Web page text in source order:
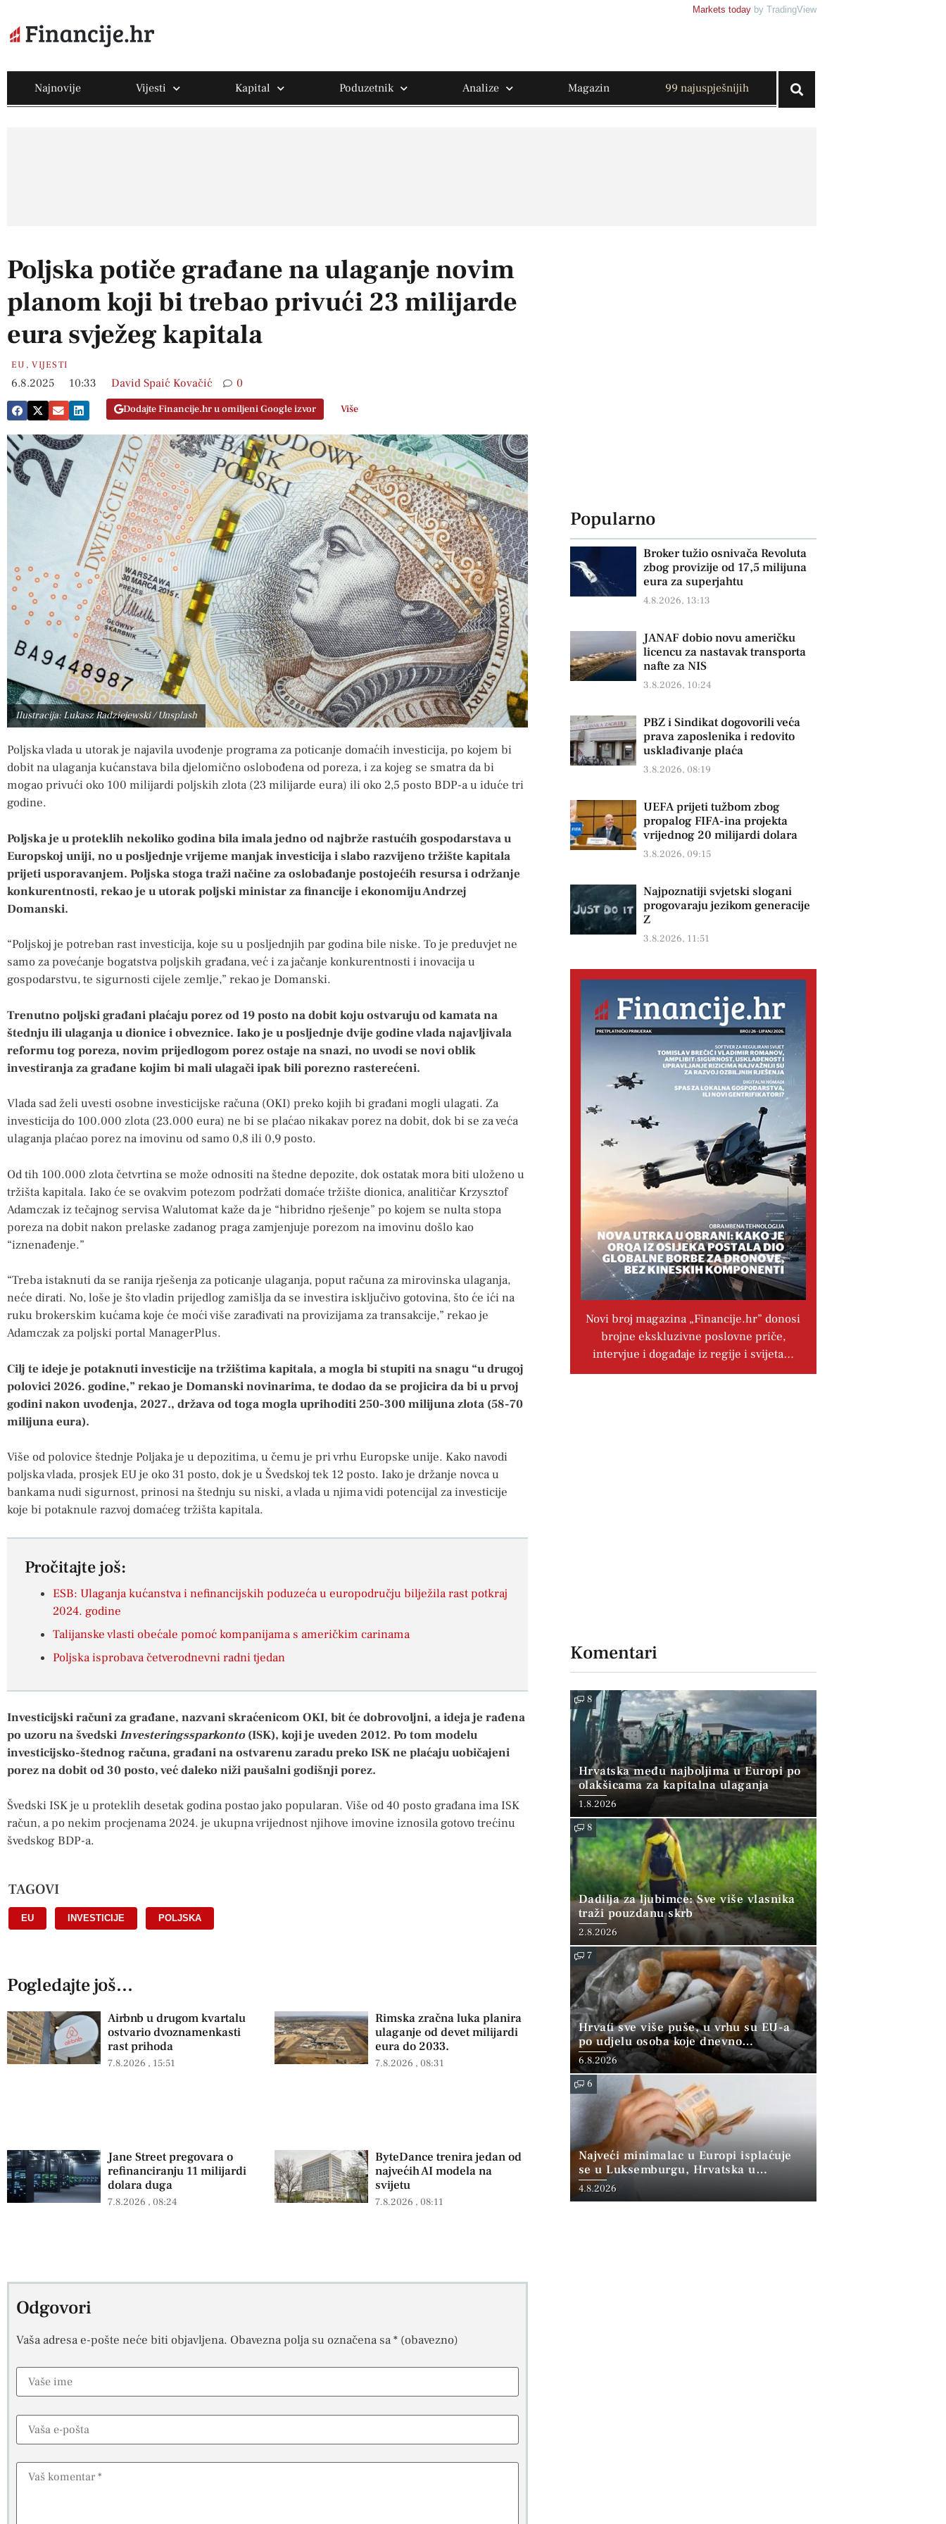
Markets today by TradingView
Najnovije Vijesti Kapital Poduzetnik Analize Magazin 99 najuspješnijih
Poljska potiče građane na ulaganje novim
planom koji bi trebao privući 23 milijarde
eura svježeg kapitala
EU ,VIJESTI
6.8.2025 10:33 David Spaić Kovačić 0
Dodajte Financije.hr u omiljeni Google izvor Više
Ilustracija: Lukasz Radziejewski / Unsplash
Poljska vlada u utorak je najavila uvođenje programa za poticanje domaćih investicija, po kojem bi
dobit na ulaganja kućanstava bila djelomično oslobođena od poreza, i za kojeg se smatra da bi
mogao privući oko 100 milijardi poljskih zlota (23 milijarde eura) ili oko 2,5 posto BDP-a u iduće tri
godine.
Poljska je u proteklih nekoliko godina bila imala jedno od najbrže rastućih gospodarstava u
Europskoj uniji, no u posljednje vrijeme manjak investicija i slabo razvijeno tržište kapitala
prijeti usporavanjem. Poljska stoga traži načine za oslobađanje postojećih resursa i održanje
konkurentnosti, rekao je u utorak poljski ministar za financije i ekonomiju Andrzej
Domanski.
“Poljskoj je potreban rast investicija, koje su u posljednjih par godina bile niske. To je preduvjet ne
samo za povećanje bogatstva poljskih građana, već i za jačanje konkurentnosti i inovacija u
gospodarstvu, te sigurnosti cijele zemlje,” rekao je Domanski.
Trenutno poljski građani plaćaju porez od 19 posto na dobit koju ostvaruju od kamata na
štednju ili ulaganja u dionice i obveznice. Iako je u posljednje dvije godine vlada najavljivala
reformu tog poreza, novim prijedlogom porez ostaje na snazi, no uvodi se novi oblik
investiranja za građane kojim bi mali ulagači ipak bili porezno rasterećeni.
Vlada sad želi uvesti osobne investicijske računa (OKI) preko kojih bi građani mogli ulagati. Za
investicija do 100.000 zlota (23.000 eura) ne bi se plaćao nikakav porez na dobit, dok bi se za veća
ulaganja plaćao porez na imovinu od samo 0,8 ili 0,9 posto.
Od tih 100.000 zlota četvrtina se može odnositi na štedne depozite, dok ostatak mora biti uloženo u
tržišta kapitala. Iako će se ovakvim potezom podržati domaće tržište dionica, analitičar Krzysztof
Adamczak iz tečajnog servisa Walutomat kaže da je “hibridno rješenje” po kojem se nulta stopa
poreza na dobit nakon prelaske zadanog praga zamjenjuje porezom na imovinu došlo kao
“iznenađenje.”
“Treba istaknuti da se ranija rješenja za poticanje ulaganja, poput računa za mirovinska ulaganja,
neće dirati. No, loše je što vladin prijedlog zamišlja da se investira isključivo gotovina, što će ići na
ruku brokerskim kućama koje će moći više zarađivati na provizijama za transakcije,” rekao je
Adamczak za poljski portal ManagerPlus.
Cilj te ideje je potaknuti investicije na tržištima kapitala, a mogla bi stupiti na snagu “u drugoj
polovici 2026. godine,” rekao je Domanski novinarima, te dodao da se projicira da bi u prvoj
godini nakon uvođenja, 2027., država od toga mogla uprihoditi 250-300 milijuna zlota (58-70
milijuna eura).
Više od polovice štednje Poljaka je u depozitima, u čemu je pri vrhu Europske unije. Kako navodi
poljska vlada, prosjek EU je oko 31 posto, dok je u Švedskoj tek 12 posto. Iako je držanje novca u
bankama nudi sigurnost, prinosi na štednju su niski, a vlada u njima vidi potencijal za investicije
koje bi potaknule razvoj domaćeg tržišta kapitala.
Pročitajte još:
ESB: Ulaganja kućanstva i nefinancijskih poduzeća u europodručju bilježila rast potkraj
2024. godine
Talijanske vlasti obećale pomoć kompanijama s američkim carinama
Poljska isprobava četverodnevni radni tjedan
Investicijski računi za građane, nazvani skraćenicom OKI, bit će dobrovoljni, a ideja je rađena
po uzoru na švedskiInvesteringssparkonto(ISK), koji je uveden 2012. Po tom modelu
investicijsko-štednog računa, građani na ostvarenu zaradu preko ISK ne plaćaju uobičajeni
porez na dobit od 30 posto, već daleko niži paušalni godišnji porez.
Švedski ISK je u proteklih desetak godina postao jako popularan. Više od 40 posto građana ima ISK
račun, a po nekim procjenama 2024. je ukupna vrijednost njihove imovine iznosila gotovo trećinu
švedskog BDP-a.
TAGOVI
EU INVESTICIJE POLJSKA
Pogledajte još...
Airbnb u drugom kvartalu
ostvario dvoznamenkasti
rast prihoda
7.8.2026 15:51
Rimska zračna luka planira
ulaganje od devet milijardi
eura do 2033.
7.8.2026 08:31
Jane Street pregovara o
refinanciranju 11 milijardi
dolara duga
7.8.2026 08:24
ByteDance trenira jedan od
najvećih AI modela na
svijetu
7.8.2026 08:11
Odgovori
Vaša adresa e-pošte neće biti objavljena. Obavezna polja su označena sa* (obavezno)
Popularno
Broker tužio osnivača Revoluta
zbog provizije od 17,5 milijuna
eura za superjahtu
4.8.2026, 13:13
JANAF dobio novu američku
licencu za nastavak transporta
nafte za NIS
3.8.2026, 10:24
PBZ i Sindikat dogovorili veća
prava zaposlenika i redovito
usklađivanje plaća
3.8.2026, 08:19
UEFA prijeti tužbom zbog
propalog FIFA-ina projekta
vrijednog 20 milijardi dolara
3.8.2026, 09:15
Najpoznatiji svjetski slogani
progovaraju jezikom generacije
Z
3.8.2026, 11:51
Novi broj magazina „Financije.hr” donosi
brojne ekskluzivne poslovne priče,
intervjue i događaje iz regije i svijeta…
Komentari
8
Hrvatska među najboljima u Europi po
olakšicama za kapitalna ulaganja
1.8.2026
8
Dadilja za ljubimce: Sve više vlasnika
traži pouzdanu skrb
2.8.2026
7
Hrvati sve više puše, u vrhu su EU-a
po udjelu osoba koje dnevno
konzumiraju duhan
6.8.2026
6
Najveći minimalac u Europi isplaćuje
se u Luksemburgu, Hrvatska u
“srednjoj skupini”
4.8.2026